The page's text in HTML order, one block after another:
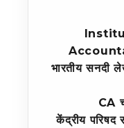
भारतीय सनदी
CA
केंद्रीय